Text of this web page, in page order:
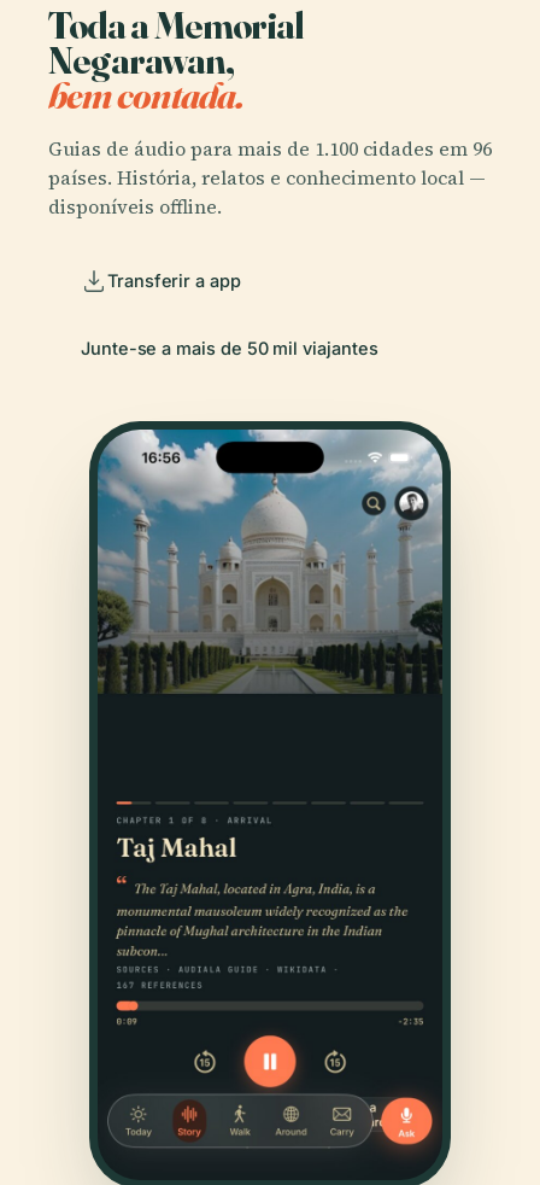
Toda a Memorial
Negarawan,
bem contada.
Guias de áudio para mais de 1.100 cidades em 96
países. História, relatos e conhecimento local —
disponíveis offline.
Transferir a app
Junte-se a mais de 50 mil viajantes